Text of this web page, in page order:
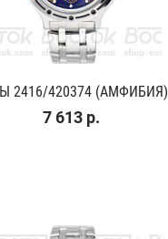
2416/420374 (АМФИБИЯ)
7 613 р.